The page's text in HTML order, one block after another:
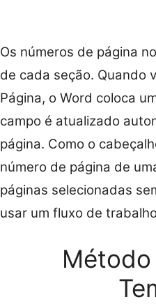
Os números de página
de cada seção. Quando
Página, o Word coloca
campo é atualizado
página. Como o
número de página de
páginas selecionadas
usar um fluxo de
Método